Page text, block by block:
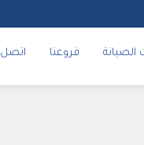
الصيانة فروعنا اتصل